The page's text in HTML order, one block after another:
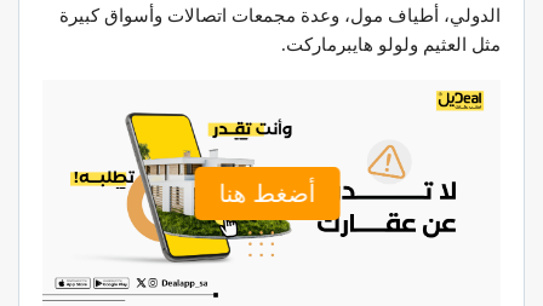
الدولي، أطياف مول، وعدة مجمعات اتصالات وأسواق كبيرة
مثل العثيم ولولو هايبرماركت.
أضغط هنا